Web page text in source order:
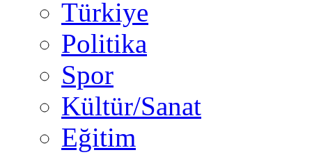
Türkiye
Politika
Spor
Kültür/Sanat
Eğitim